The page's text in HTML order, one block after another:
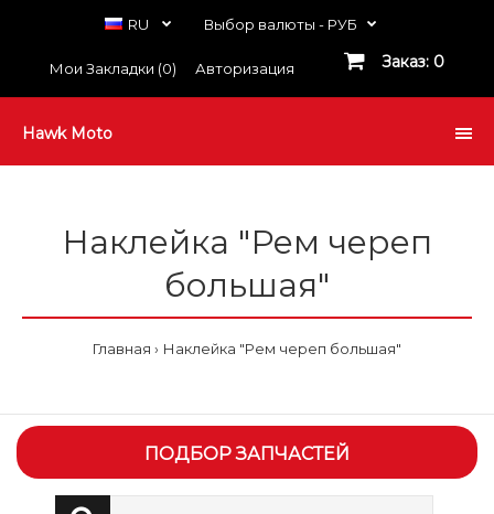
RU Выбор валюты - РУБ
Мои Закладки (0) Авторизация Заказ: 0
Hawk Moto
Наклейка "Рем череп
большая"
Главная Наклейка "Рем череп большая"
ПОДБОР ЗАПЧАСТЕЙ